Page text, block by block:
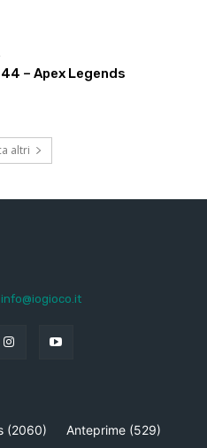
– Apex Legends
altri
info@iogioco.it
(2060) Anteprime (529)